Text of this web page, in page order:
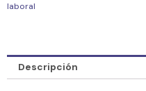
laboral
Descripción